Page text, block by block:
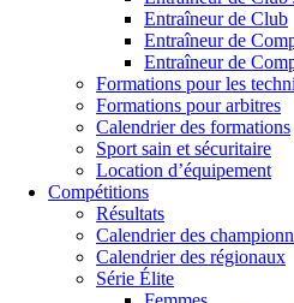
Entraîneur de Club
Entraîneur de
Entraîneur de
Formations pour les
Formations pour arbitres
Calendrier des formations
Sport sain et sécuritaire
Location d’équipement
Compétitions
Résultats
Calendrier des
Calendrier des régionaux
Série Élite